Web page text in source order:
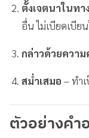
ตั้งเจตนาในทา
อื่น ไม่เบียดเบีย
กล่าวด้วยควา
สม่ำเสมอ – ทำ
ตัวอย่างค